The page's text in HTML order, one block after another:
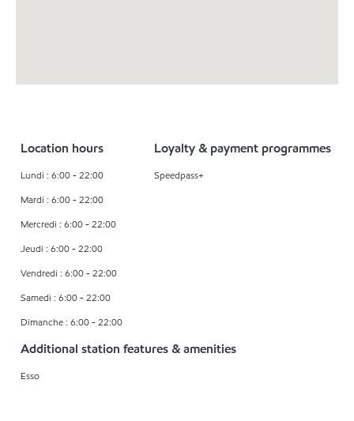
Location hours
Lundi : 6:00 - 22:00
Mardi : 6:00 - 22:00
Mercredi : 6:00 - 22:00
Jeudi : 6:00 - 22:00
Vendredi : 6:00 - 22:00
Samedi : 6:00 - 22:00
Dimanche : 6:00 - 22:00
Loyalty & payment programmes
Speedpass+
Additional station features & amenities
Esso